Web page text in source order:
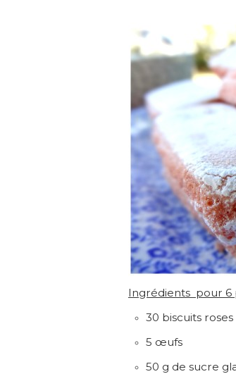
Ingrédients pour 6
30 biscuits
5 œufs
50 g de sucre